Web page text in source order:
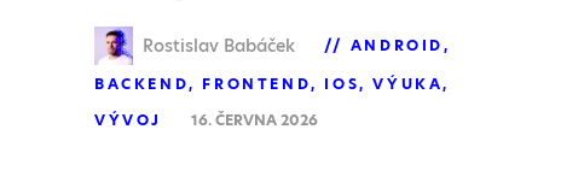
Rostislav Babáček
ANDROID
BACKEND
FRONTEND IOS
VÝUKA
VÝVOJ
16. ČERVNA 2026